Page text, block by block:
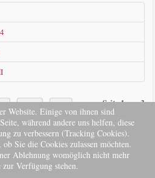
Seite 1 von 3
3 Weiter Ende
Bovert
Website. Einige von ihnen sind
während andere uns helfen, diese
zu verbessern (Tracking Cookies).
Sie die Cookies zulassen möchten.
Ablehnung womöglich nicht mehr
Verfügung stehen.